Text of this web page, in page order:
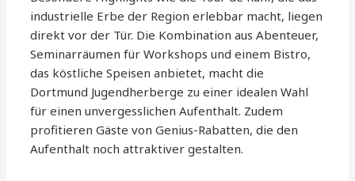
industrielle Erbe der Region erlebbar macht, liegen
direkt vor der Tür. Die Kombination aus Abenteuer,
Seminarräumen für Workshops und einem Bistro,
das köstliche Speisen anbietet, macht die
Dortmund Jugendherberge zu einer idealen Wahl
für einen unvergesslichen Aufenthalt. Zudem
profitieren Gäste von Genius-Rabatten, die den
Aufenthalt noch attraktiver gestalten.